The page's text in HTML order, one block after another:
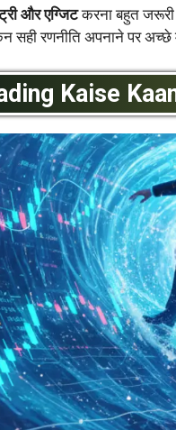
और एग्जिटकरना बहुत जरूरी
सही रणनीति अपनाने पर अच्छे
Kaise